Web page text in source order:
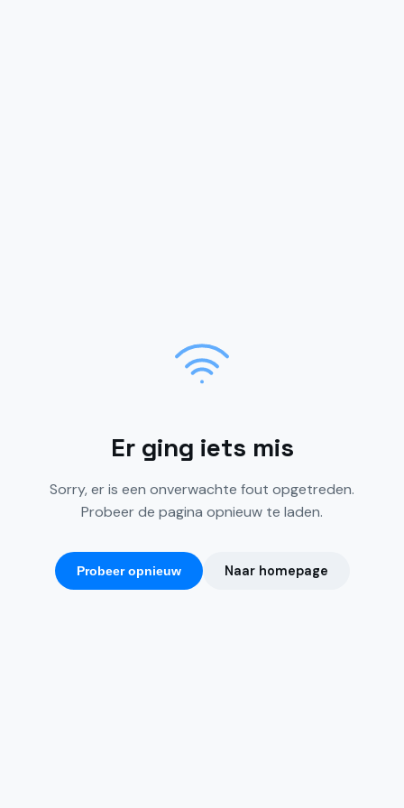
Er ging iets mis
Sorry, er is een onverwachte fout opgetreden.
Probeer de pagina opnieuw te laden.
Probeer opnieuw Naar homepage